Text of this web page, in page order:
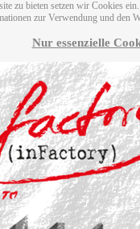
zu bieten setzen wir Cookies
zur Verwendung und den
Nur essenzielle